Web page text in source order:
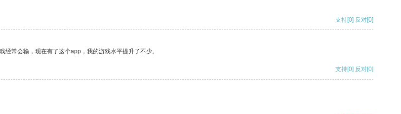
支持[0] 反对[0]
常会输，现在有了这个app，我的游戏水平提升了不少。
支持[0] 反对[0]